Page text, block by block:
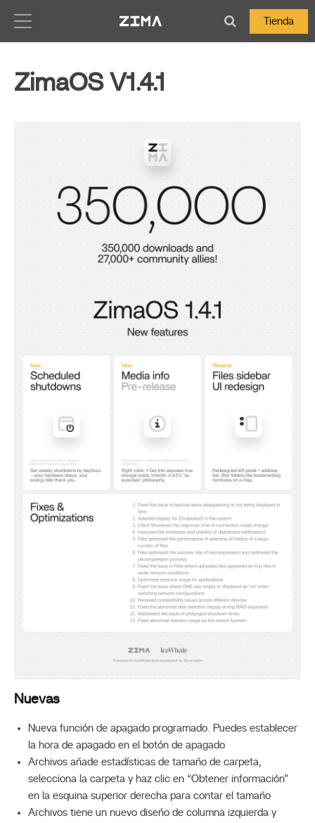
Tienda
ZimaOS V1.4.1
Nuevas
Nueva función de apagado programado. Puedes establecer
la hora de apagado en el botón de apagado
Archivos añade estadísticas de tamaño de carpeta,
selecciona la carpeta y haz clic en “Obtener información”
en la esquina superior derecha para contar el tamaño
Archivos tiene un nuevo diseño de columna izquierda y